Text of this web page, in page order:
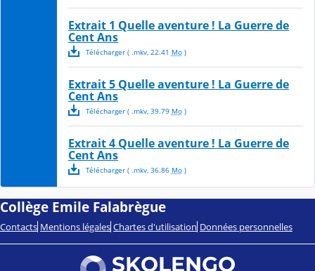
Extrait 1 Quelle aventure ! La Guerre de
Cent Ans
Télécharger( .mkv, 22.41 Mo)
Extrait 5 Quelle aventure ! La Guerre de
Cent Ans
Télécharger( .mkv, 39.79 Mo)
Extrait 4 Quelle aventure ! La Guerre de
Cent Ans
Télécharger( .mkv, 36.86 Mo)
Collège Emile Falabrègue
Contacts Mentions légales Chartes d'utilisation Données personnelles